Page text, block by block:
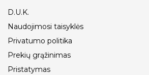
D.U.K.
Naudojimosi taisyklės
Privatumo politika
Prekių grąžinimas
Pristatymas